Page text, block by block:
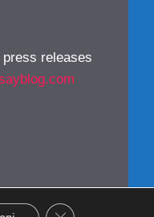
releases
CLOSE GDPR